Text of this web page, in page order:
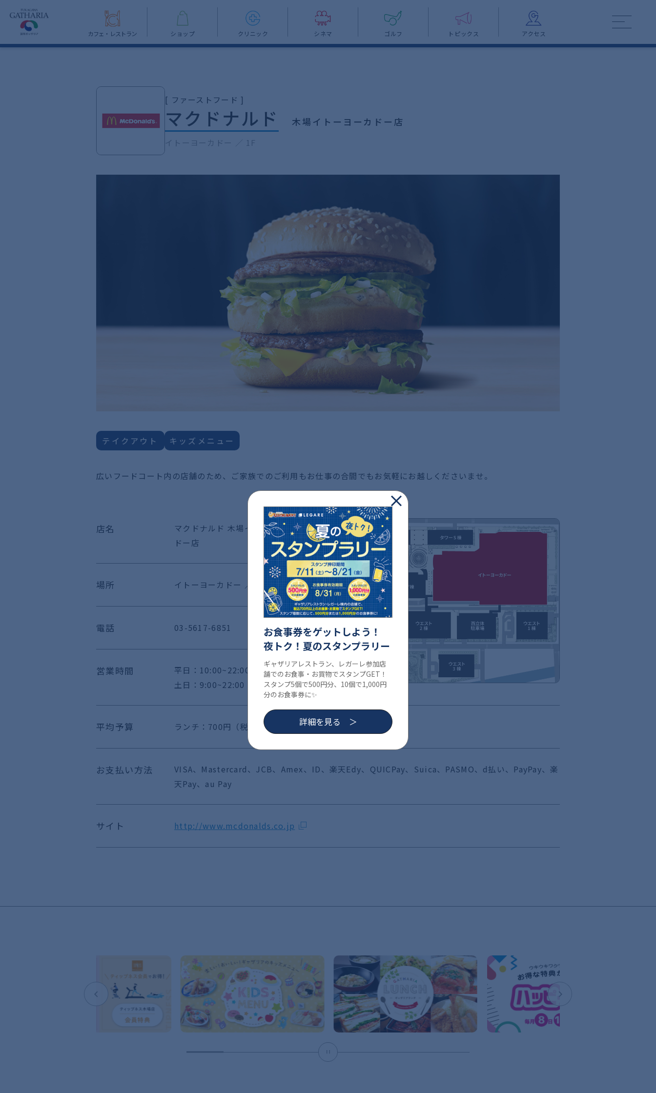
カフェ・レストラン ショップ クリニック シネマ ゴルフ トピックス アクセス
[ ファーストフード ]
マクドナルド 木場イトーヨーカドー店
イトーヨーカドー ／ 1F
テイクアウト キッズメニュー
広いフードコート内の店舗のため、ご家族でのご利用もお仕事の合間でもお気軽にお越しくださいませ。
店名
マクドナルド 木場イトーヨーカ
ドー店
場所 イトーヨーカドー ／ 1F
電話 03-5617-6851
営業時間
平日：10:00~22:00
土日：9:00~22:00
平均予算 ランチ：700円（税込）～ ディナー：800円（税込）～
お支払い方法
VISA、Mastercard、JCB、Amex、ID、楽天Edy、QUICPay、Suica、PASMO、d払い、PayPay、楽
天Pay、au Pay
サイト http://www.mcdonalds.co.jp
お食事券をゲットしよう！
夜トク！夏のスタンプラリー
ギャザリアレストラン、レガーレ参加店
舗でのお食事・お買物でスタンプGET！
スタンプ5個で500円分、10個で1,000円
分のお食事券に✨
詳細を見る